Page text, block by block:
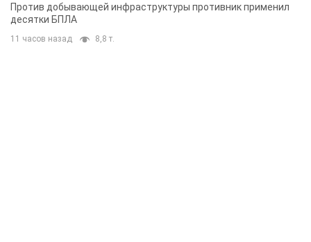
Против добывающей инфраструктуры противник применил
десятки БПЛА
11 часов назад 8,8 т.